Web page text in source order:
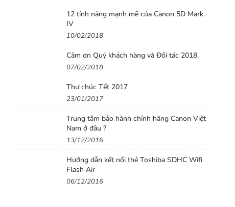
12 tính năng mạnh mẽ của Canon 5D Mark
IV
10/02/2018
Cảm ơn Quý khách hàng và Đối tác 2018
07/02/2018
Thư chúc Tết 2017
23/01/2017
Trung tâm bảo hành chính hãng Canon Việt
Nam ở đâu ?
13/12/2016
Hướng dẫn kết nối thẻ Toshiba SDHC Wifi
Flash Air
06/12/2016